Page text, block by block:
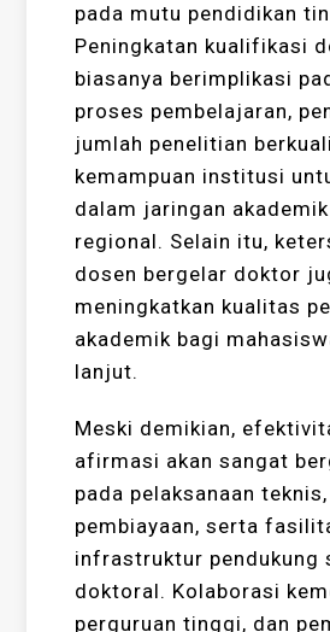
pada mutu pendidikan
Peningkatan kualifikasi
biasanya berimplikasi
proses pembelajaran,
jumlah penelitian
kemampuan institusi
dalam jaringan
regional. Selain itu,
dosen bergelar doktor
meningkatkan kualitas
akademik bagi
lanjut.
Meski demikian,
afirmasi akan sangat
pada pelaksanaan
pembiayaan, serta
infrastruktur pendukung
doktoral. Kolaborasi
perguruan tinggi, dan